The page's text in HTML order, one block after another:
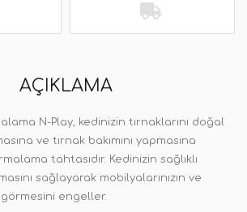
AÇIKLAMA
N-Play, kedinizin tırnaklarını doğal
ve tırnak bakımını yapmasına
tahtasıdır. Kedinizin sağlıklı
sağlayarak mobilyalarınızın ve
görmesini engeller.